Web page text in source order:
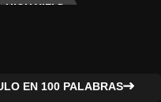
HIGH YIELD
EN 100 PALABRAS